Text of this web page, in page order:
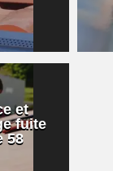
et
fuite
58